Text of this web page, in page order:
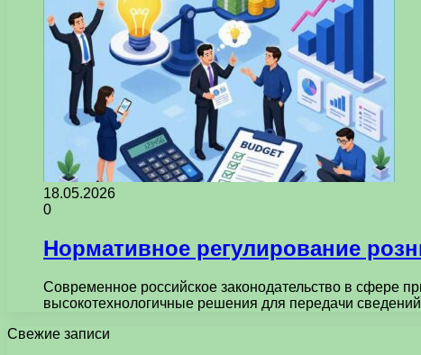
18.05.2026
0
Нормативное регулирование
Современное российское законодательство в сфере
высокотехнологичные решения для передачи
Свежие записи